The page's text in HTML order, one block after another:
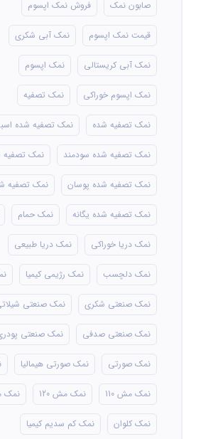
صابون نمک فروش نمک اپسوم
قیمت نمک اپسوم نمک آبی شکری
نمک آبی کریستالی نمک اپسوم
نمک اپسوم خوراکی نمک تصفیه
نمک تصفیه شده نمک تصفیه شده
نمک تصفیه شده سودمند نمک تصفیه
نمک تصفیه شده پوسان نمک تصفیه
نمک تصفیه شده یگانه نمک حمام
نمک دریا خوراکی نمک دریا طبیعی
نمک دلچسب نمک رژیمی کیمیا
نمک صنعتی شکری نمک صنعتی
نمک صنعتی صدفی نمک صنعتی
نمک صورتی نمک صورتی هیمالیا
نمک مش 110 نمک مش 120 نمک
نمک کلوان نمک کم سدیم کیمیا